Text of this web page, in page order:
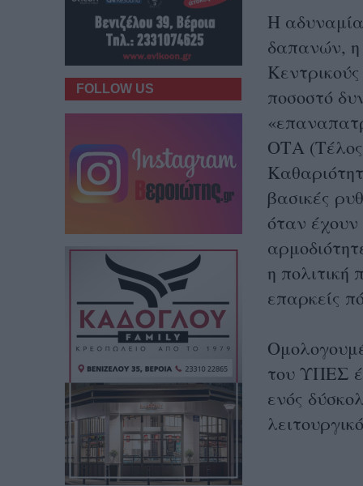
Η
δαπανών,
ποσοστό
ΟΤΑ
βασικές
όταν έχουν
η πολιτική
επαρκείς
του ΥΠΕΣ
ενός
FOLLOW US